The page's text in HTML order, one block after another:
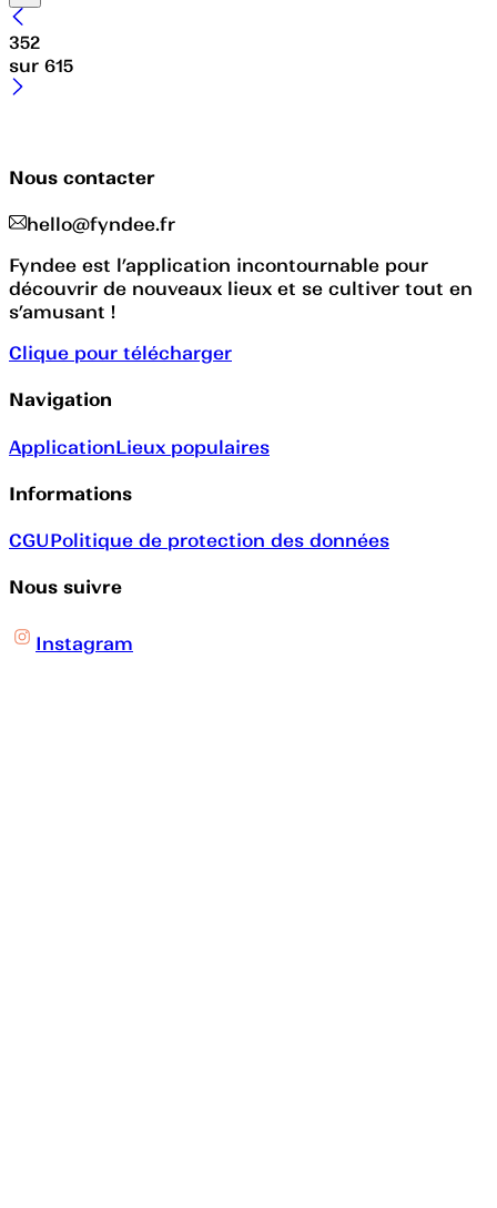
352
sur 615
Nous contacter
hello@fyndee.fr
Fyndee est l’application incontournable pour
découvrir de nouveaux lieux et se cultiver tout en
s’amusant !
Clique pour télécharger
Navigation
ApplicationLieux populaires
Informations
CGUPolitique de protection des données
Nous suivre
Instagram